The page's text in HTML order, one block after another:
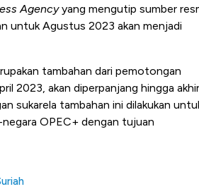
Agencyyang mengutip sumber
untuk Agustus 2023 akan menjadi
tambahan dari pemotongan
2023, akan diperpanjang hingga akhir
sukarela tambahan ini dilakukan
OPEC+ dengan tujuan